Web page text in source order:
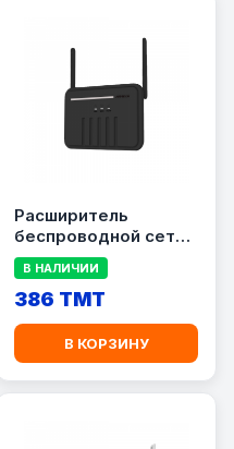
Расширитель
беспроводной сети
HIVIDEO HI-AX1200
В НАЛИЧИИ
386 TMT
В КОРЗИНУ